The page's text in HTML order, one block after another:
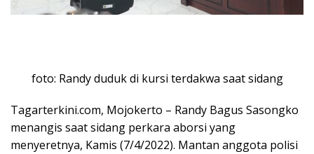
foto: Randy duduk di kursi terdakwa saat sidang
Tagarterkini.com, Mojokerto – Randy Bagus Sasongko
menangis saat sidang perkara aborsi yang
menyeretnya, Kamis (7/4/2022). Mantan anggota polisi